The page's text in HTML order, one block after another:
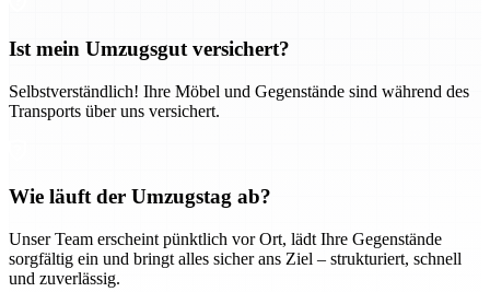
Ist mein Umzugsgut versichert?
Selbstverständlich! Ihre Möbel und Gegenstände sind während des
Transports über uns versichert.
Wie läuft der Umzugstag ab?
Unser Team erscheint pünktlich vor Ort, lädt Ihre Gegenstände
sorgfältig ein und bringt alles sicher ans Ziel – strukturiert, schnell
und zuverlässig.